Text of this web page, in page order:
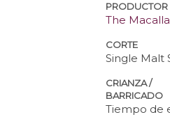
PRODUCTOR
The
CORTE
Single Malt
CRIANZA /
BARRICADO
Tiempo de